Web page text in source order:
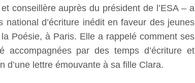
conseillère auprès du président de l’ESA – a
national d’écriture inédit en faveur des jeunes
Poésie, à Paris. Elle a rappelé comment ses
accompagnées par des temps d’écriture et
d’une lettre émouvante à sa fille Clara.